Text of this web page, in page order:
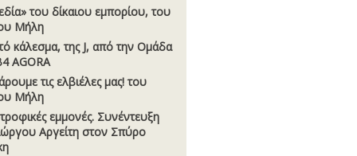
του δίκαιου εµπορίου, του
Μήλη
κάλεσµα, της J, από την Οµάδα
AGORA
τις ελβιέλες µας! του
Μήλη
εµµονές. Συνέντευξη
Αργείτη στον Σπύρο